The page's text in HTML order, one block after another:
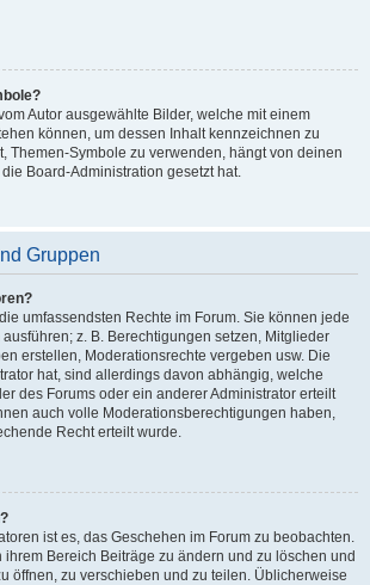
Autor ausgewählte Bilder, welche mit einem
können, um dessen Inhalt kennzeichnen zu
Themen-Symbole zu verwenden, hängt von deinen
Board-Administration gesetzt hat.
Gruppen
umfassendsten Rechte im Forum. Sie können jede
z. B. Berechtigungen setzen, Mitglieder
erstellen, Moderationsrechte vergeben usw. Die
hat, sind allerdings davon abhängig, welche
des Forums oder ein anderer Administrator erteilt
auch volle Moderationsberechtigungen haben,
Recht erteilt wurde.
ist es, das Geschehen im Forum zu beobachten.
Bereich Beiträge zu ändern und zu löschen und
öffnen, zu verschieben und zu teilen. Üblicherweise